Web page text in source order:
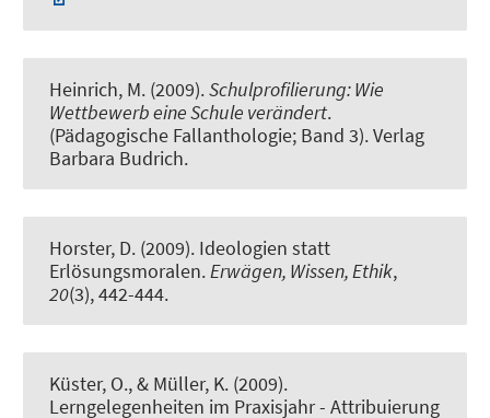
Heinrich, M. (2009).Schulprofilierung: Wie
Wettbewerb eine Schule verändert.
(Pädagogische Fallanthologie; Band 3). Verlag
Barbara Budrich.
Horster, D. (2009). Ideologien statt
Erlösungsmoralen.Erwägen, Wissen, Ethik,
20(3), 442-444.
Küster, O., & Müller, K. (2009).
Lerngelegenheiten im Praxisjahr - Attribuierung